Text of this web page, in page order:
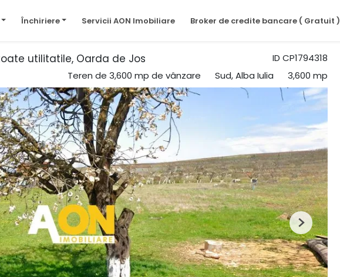
Închiriere Servicii AON Imobiliare Broker de credite bancare ( Gratuit )
ID CP1794318
utilitatile, Oarda de Jos
Teren de 3,600 mp de vânzare Sud, Alba Iulia 3,600 mp
Next